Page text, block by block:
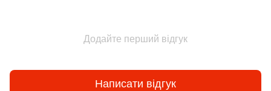
Додайте перший відгук
Написати відгук